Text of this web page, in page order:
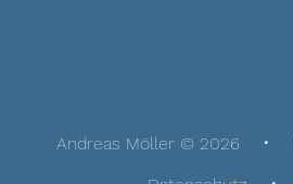
Andreas Möller © 2026